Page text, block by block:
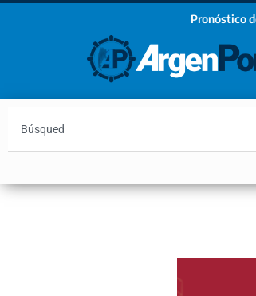
Pronóstico
¡Sumate a nuestro
Email
Estoy de acuerdo con las